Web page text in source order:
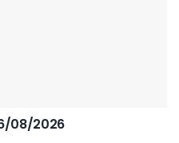
08/2026